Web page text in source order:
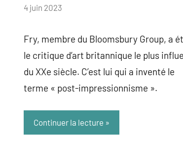
par
4 juin 2023
Fry, membre du Bloomsbury Group, a
le critique d’art britannique le plus
du XXe siècle. C’est lui qui a inventé le
terme « post-impressionnisme ».
Continuer la lecture